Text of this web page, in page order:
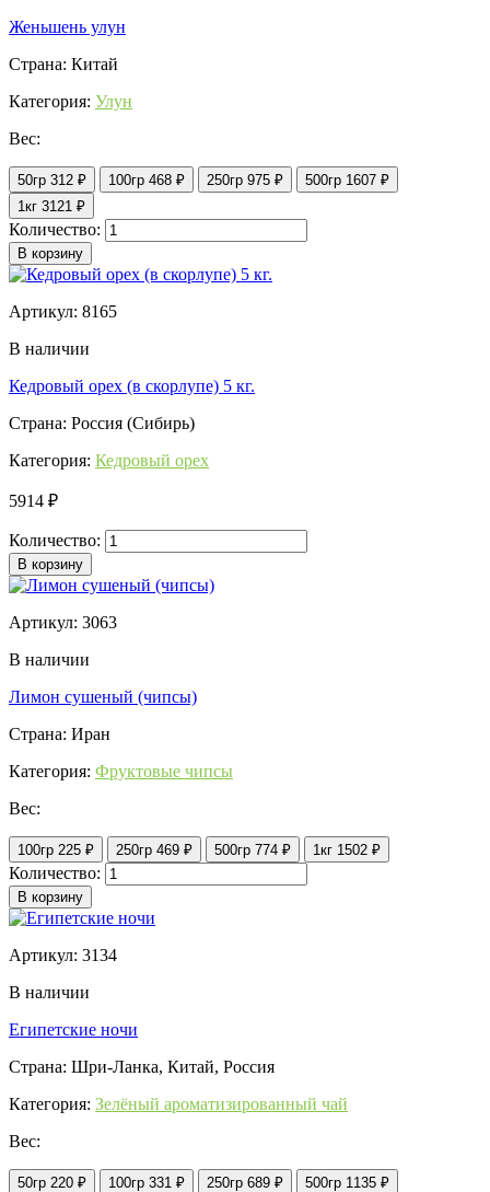
Женьшень улун
Страна: Китай
Категория: Улун
Вес:
50гр 312 ₽ 100гр 468 ₽ 250гр 975 ₽ 500гр 1607 ₽
1кг 3121 ₽
Количество:
В корзину
Артикул: 8165
В наличии
Кедровый орех (в скорлупе) 5 кг.
Страна: Россия (Сибирь)
Категория: Кедровый орех
5914 ₽
Количество:
В корзину
Артикул: 3063
В наличии
Лимон сушеный (чипсы)
Страна: Иран
Категория: Фруктовые чипсы
Вес:
100гр 225 ₽ 250гр 469 ₽ 500гр 774 ₽ 1кг 1502 ₽
Количество:
В корзину
Артикул: 3134
В наличии
Египетские ночи
Страна: Шри-Ланка, Китай, Россия
Категория: Зелёный ароматизированный чай
Вес:
50гр 220 ₽ 100гр 331 ₽ 250гр 689 ₽ 500гр 1135 ₽